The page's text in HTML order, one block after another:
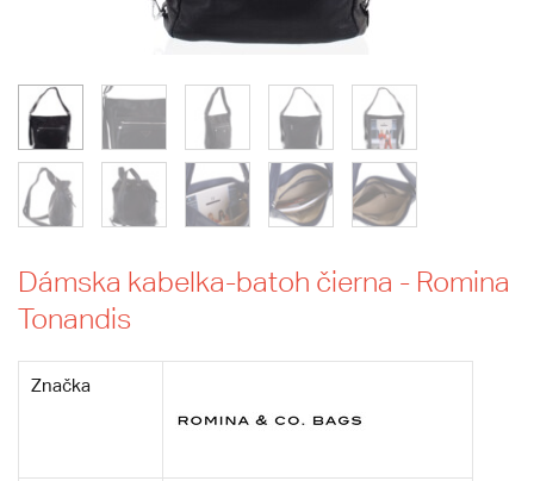
Dámska kabelka-batoh čierna - Romina
Tonandis
Značka